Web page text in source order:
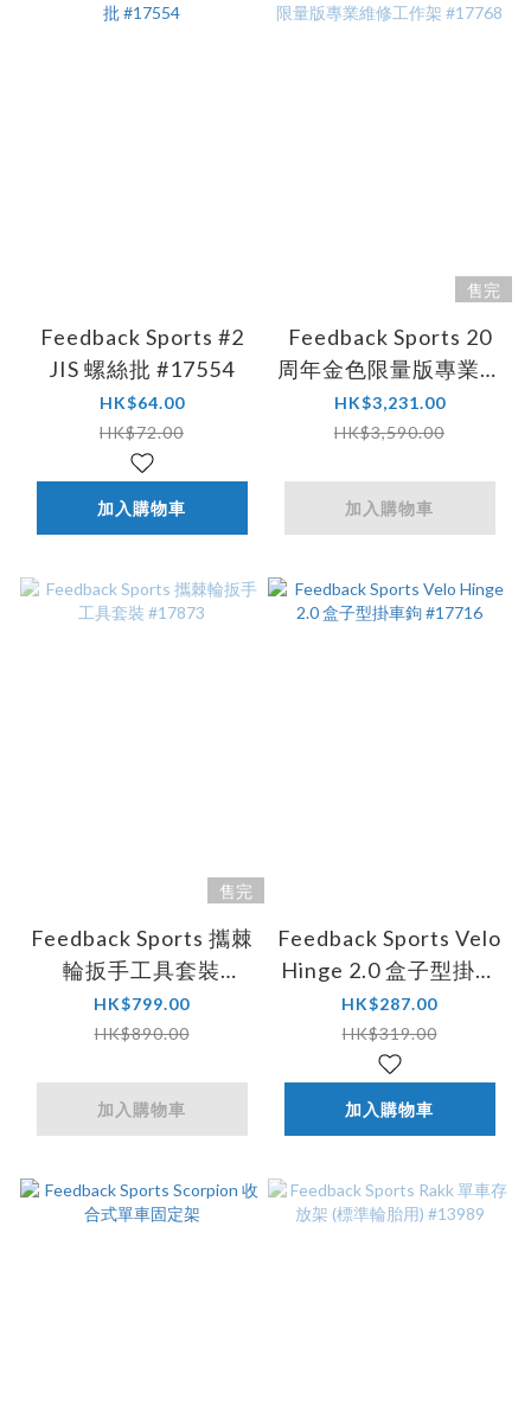
Feedback Sports #2
JIS 螺絲批 #17554
HK$64.00
HK$72.00
加入購物車
售完
Feedback Sports 20
周年金色限量版專業維
修工作架 #17768
HK$3,231.00
HK$3,590.00
加入購物車
售完
Feedback Sports 攜棘
輪扳手工具套裝
#17873
HK$799.00
HK$890.00
加入購物車
Feedback Sports Velo
Hinge 2.0 盒子型掛車
鉤 #17716
HK$287.00
HK$319.00
加入購物車